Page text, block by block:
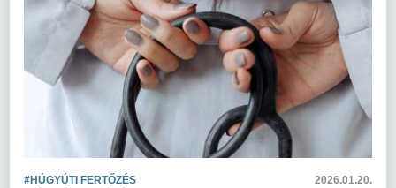
#HÚGYÚTI FERTŐZÉS 2026.01.20.